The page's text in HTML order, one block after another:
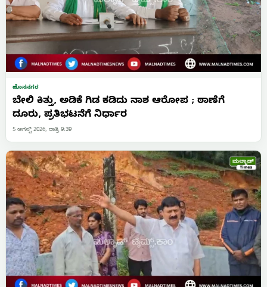
ಹೊಸನಗರ
ಬೇಲಿ ಕಿತ್ತು, ಅಡಿಕೆ ಗಿಡ ಕಡಿದು ನಾಶ ಆರೋಪ ; ಠಾಣೆಗೆ
ದೂರು, ಪ್ರತಿಭಟನೆಗೆ ನಿರ್ಧಾರ
5 ಆಗಸ್ಟ್ 2026, ರಾತ್ರಿ 9:39